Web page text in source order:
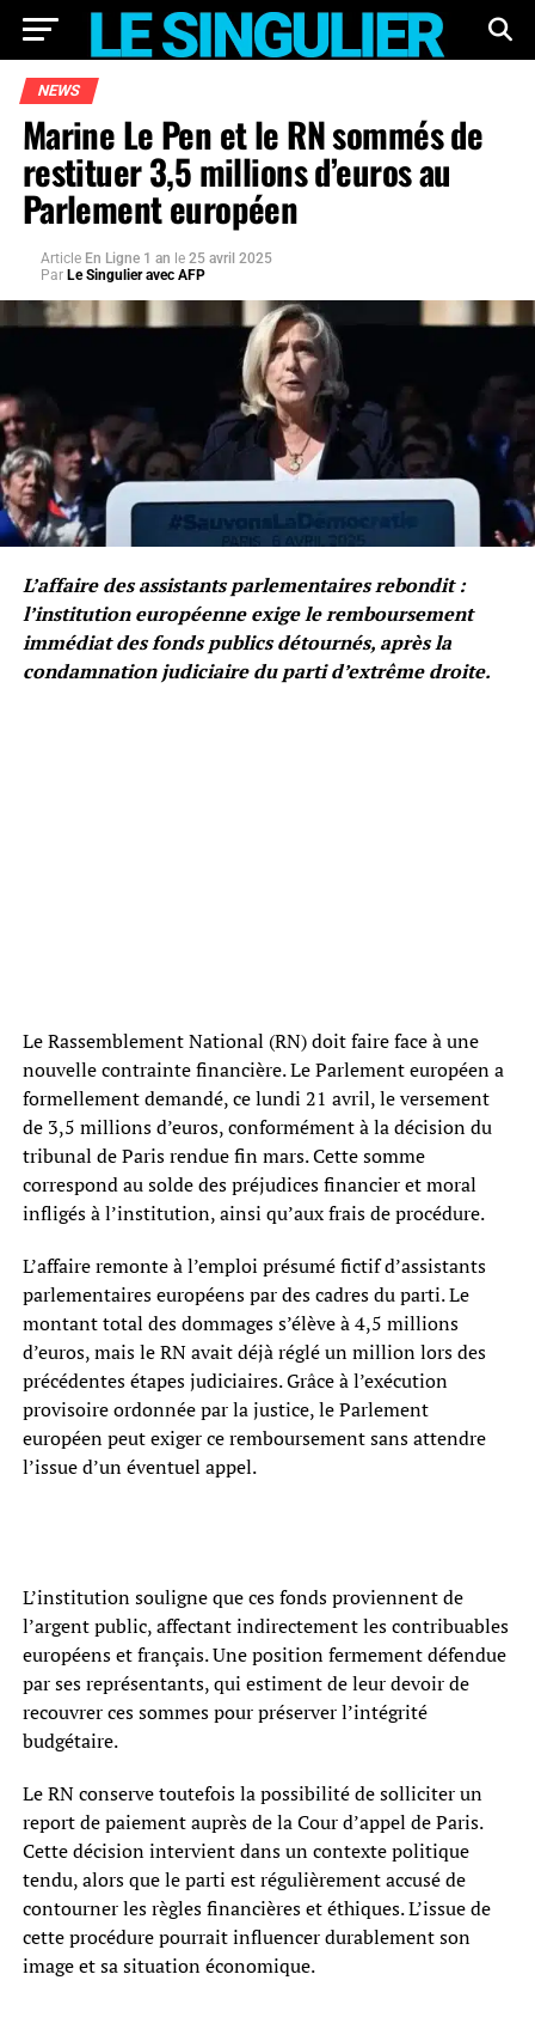
NEWS
Marine Le Pen et le RN sommés de
restituer 3,5 millions d’euros au
Parlement européen
Article En Ligne 1 an le 25 avril 2025
Par Le Singulier avec AFP
L’affaire des assistants parlementaires rebondit :
l’institution européenne exige le remboursement
immédiat des fonds publics détournés, après la
condamnation judiciaire du parti d’extrême droite.
Le Rassemblement National (RN) doit faire face à une
nouvelle contrainte financière. Le Parlement européen a
formellement demandé, ce lundi 21 avril, le versement
de 3,5 millions d’euros, conformément à la décision du
tribunal de Paris rendue fin mars. Cette somme
correspond au solde des préjudices financier et moral
infligés à l’institution, ainsi qu’aux frais de procédure.
L’affaire remonte à l’emploi présumé fictif d’assistants
parlementaires européens par des cadres du parti. Le
montant total des dommages s’élève à 4,5 millions
d’euros, mais le RN avait déjà réglé un million lors des
précédentes étapes judiciaires. Grâce à l’exécution
provisoire ordonnée par la justice, le Parlement
européen peut exiger ce remboursement sans attendre
l’issue d’un éventuel appel.
L’institution souligne que ces fonds proviennent de
l’argent public, affectant indirectement les contribuables
européens et français. Une position fermement défendue
par ses représentants, qui estiment de leur devoir de
recouvrer ces sommes pour préserver l’intégrité
budgétaire.
Le RN conserve toutefois la possibilité de solliciter un
report de paiement auprès de la Cour d’appel de Paris.
Cette décision intervient dans un contexte politique
tendu, alors que le parti est régulièrement accusé de
contourner les règles financières et éthiques. L’issue de
cette procédure pourrait influencer durablement son
image et sa situation économique.